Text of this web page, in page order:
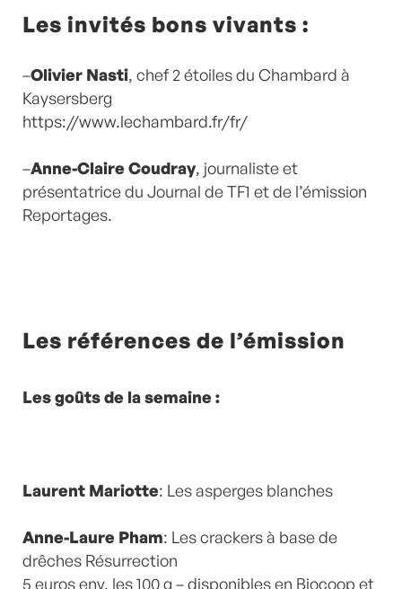
Les invités bons vivants :
–Olivier Nasti, chef 2 étoiles du Chambard à
Kaysersberg
https://www.lechambard.fr/fr/
–Anne-Claire Coudray, journaliste et
présentatrice du Journal de TF1 et de l’émission
Reportages.
Les références de l’émission
Les goûts de la semaine :
Laurent Mariotte: Les asperges blanches
Anne-Laure Pham: Les crackers à base de
drêches Résurrection
5 euros env. les 100 g – disponibles en Biocoop et